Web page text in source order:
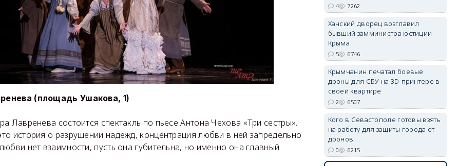
(площадь Ушакова, 1)
Лавренева состоится спектакль по пьесе Антона Чехова «Три сестры».
история о разрушении надежд, концентрация любви в ней запредельно
нет взаимности, пусть она губительна, но именно она главный
4 7262
Ханский дворец возглавил
бывший замминистра юстиции
Крыма
5 6746
Крымчанин печатал боевые
дроны для СБУ на 3D-принтере в
своей квартире
2 6507
Кого в Севастополе готовы взять
на работу для защиты города от
дронов
0 6215